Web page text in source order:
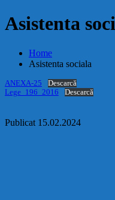
Asistenta
Home
Asistenta sociala
ANEXA-25
Descarcă
Lege_196_2016
Descarcă
Publicat 15.02.2024